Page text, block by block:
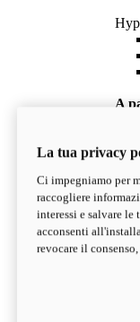
A
V2
La tua privacy
Ci impegniamo per
raccogliere
interessi e salvare
acconsenti
revocare il